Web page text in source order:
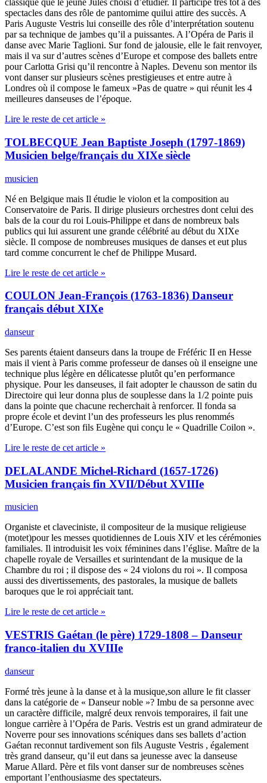
classique que le jeune Jules choisi d’étudier. Il participe très tôt à des
spectacles dans des rôle de pantomime quilui attire des succès. A
Paris Auguste Vestris lui conseille des rôle d’interprétation soutenu
par sa technique de jambes qu’il a puissantes. A l’Opéra de Paris il
danse avec Marie Taglioni. Sur fond de jalousie, elle le fait renvoyer,
mais il va sur d’autres scènes d’Europe et compose des ballets entre
pour Carlotta Grisi qu’il rencontre à Naples. Devenu son mentor ils
vont danser sur plusieurs scènes prestigieuses et entre autre à
Londres où il compose le fameux »Pas de quatre » qui réunit les 4
meilleures danseuses de l’époque.
Lire le reste de cet article »
TOLBECQUE Jean Baptiste Joseph (1797-1869)
Musicien belge/français du XIXe siècle
musicien
Né en Belgique mais Il étudie le violon et la composition au
Conservatoire de Paris. Il dirige plusieurs orchestres dont celui des
bals de la cour du roi Louis-Philippe et dans de nombreux bals
publics qui lui assurent une grande célébrité au début du XIXe
siècle. Il compose de nombreuses musiques de danses et eut plus
tard comme concurrent le chef de Philippe Musard.
Lire le reste de cet article »
COULON Jean-François (1763-1836) Danseur
français début XIXe
danseur
Ses parents étaient danseurs dans la troupe de Fréféric II en Hesse
mais il vient à Paris comme professeur de danses où il enseigne une
technique plus légère en délicatesse plutôt qu’en performance
physique. Pour les danseuses, il fait adopter le chausson de satin du
Directoire qui leur donna plus de souplesse dans la 1/2 pointe puis
dans la pointe que chacune recherchait à renforcer. Il fonda sa
propre école et devint l’un des professeurs les plus renommés
d’Europe. C’est son fils Eugène qui conçu le « Quadrille Coilon ».
Lire le reste de cet article »
DELALANDE Michel-Richard (1657-1726)
Musicien français fin XVII/Début XVIIIe
musicien
Organiste et claveciniste, il compositeur de la musique religieuse
(motet)pour les messes quotidiennes de Louis XIV et les cérémonies
familiales. Il introduisit les voix féminines dans l’église. Maître de la
chapelle royale de Versailles et surintendant de la musique de la
Chambre du roi ; il dispose des « 24 violons du roi ». Il composa
aussi des divertissements, des pastorales, la musique de ballets
baroques que le roi appréciait tant.
Lire le reste de cet article »
VESTRIS Gaétan (le père) 1729-1808 – Danseur
franco-italien du XVIIIe
danseur
Formé très jeune à la danse et à la musique,son allure le fit classer
dans la catégorie de « Danseur noble »? Imbu de sa personne avec
un caractère difficile, malgré deux renvois temporaires, il fait une
longue carrière à l’Opéra de Paris. Vestris est un grand admirateur de
Noverre pour ses innovations scéniques dans ses ballets d’action
Gaétan reconnut tardivement son fils Auguste Vestris , également
très grand danseur, qu’il eut dans sa jeunesse avec la danseuse
Marue Allard. Père et fils vont danser sur de nombreuses scènes
emportant l’enthousiasme des spectateurs.